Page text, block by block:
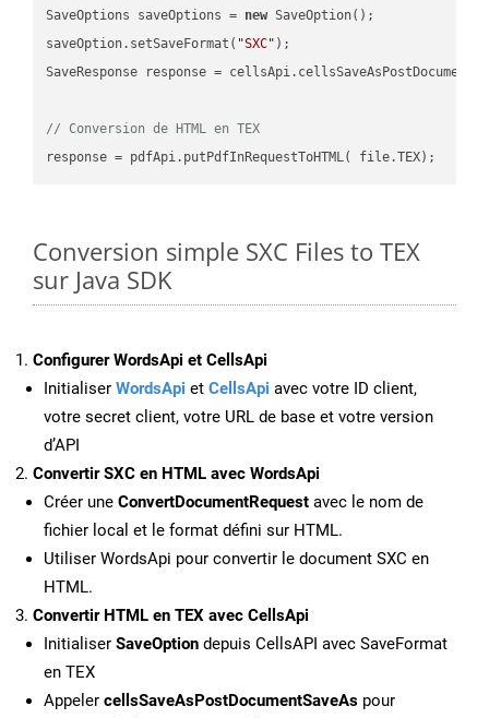
SaveOptions saveOptions = new SaveOption();
saveOption.setSaveFormat( "SXC" );
SaveResponse response =
// Conversion de HTML en TEX
Conversion simple SXC Files to TEX
sur Java SDK
Configurer WordsApi et CellsApi
Initialiser WordsApi et CellsApi avec votre ID client,
votre secret client, votre URL de base et votre version
d’API
Convertir SXC en HTML avec WordsApi
Créer une ConvertDocumentRequest avec le nom de
fichier local et le format défini sur HTML.
Utiliser WordsApi pour convertir le document SXC en
HTML.
Convertir HTML en TEX avec CellsApi
Initialiser SaveOption depuis CellsAPI avec SaveFormat
en TEX
Appeler cellsSaveAsPostDocumentSaveAs pour